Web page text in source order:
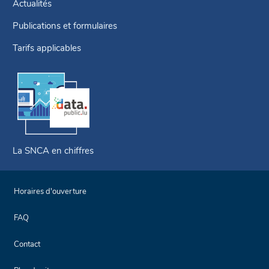
Actualités
Publications et formulaires
Tarifs applicables
La SNCA en chiffres
Horaires d'ouverture
FAQ
Contact